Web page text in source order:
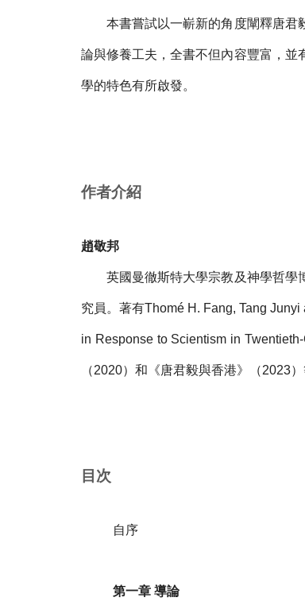
本書嘗試以一嶄新的角度闡釋唐君
論與修養工夫，全書不但內容豐富，並
學的特色有所啟發。
作者介紹
趙敬邦
英國曼徹斯特大學宗教及神學哲學
究員。著有Thomé H. Fang, Tang
in Response to Scientism in
（2020）和《唐君毅與香港》（2023
目次
自序
第一章 導論